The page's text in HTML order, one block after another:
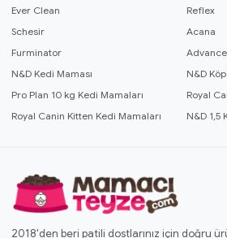
Ever Clean
Reflex
Schesir
Acana
Furminator
Advance
N&D Kedi Maması
N&D
Pro Plan 10 kg Kedi Mamaları
Royal
Royal Canin Kitten Kedi Mamaları
N&D 1,5
2018'den beri patili dostlarınız için doğru